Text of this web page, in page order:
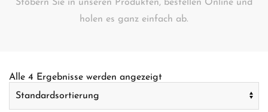
Stöbern Sie in unseren Produkten, bestellen Online und
holen es ganz einfach ab.
Alle 4 Ergebnisse werden angezeigt